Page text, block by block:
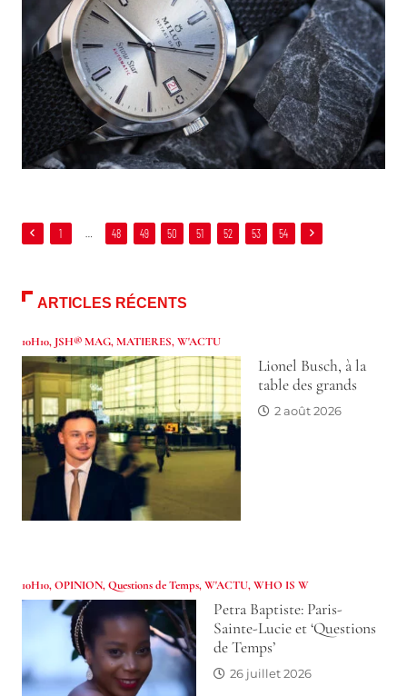
1 … 48 49 50 51 52 53 54
ARTICLES RÉCENTS
10H10, JSH® MAG,MATIERES,W'ACTU
Lionel Busch, à la
table des grands
2 août 2026
10H10,OPINION,Questions de Temps,W'ACTU,WHO IS W
Petra Baptiste: Paris-
Sainte-Lucie et ‘Questions
de Temps’
26 juillet 2026